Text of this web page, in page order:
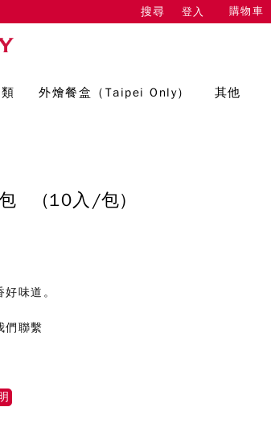
搜尋 登入 購物車
外燴餐盒（Taipei Only） 其他
包 (10入/包)
味道。
們聯繫